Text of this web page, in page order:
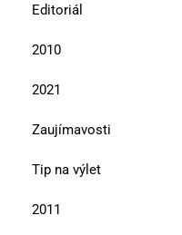
Editoriál
2010
2021
Zaujímavosti
Tip na výlet
2011